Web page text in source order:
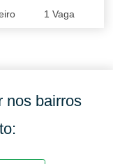
1 Vaga
nos bairros